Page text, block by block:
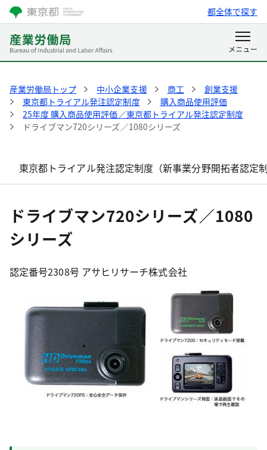
都全体で探す
産業労働局トップ 中小企業支援 商工
創業支援
東京都トライアル発注認定制度
購入商品使用評価
25年度 購入商品使用評価／東京都トライアル発注認定制度
ドライブマン720シリーズ／1080シリーズ
東京都トライアル発注認定制度（新事業分野開拓者認定
ドライブマン720シリーズ／1080
シリーズ
認定番号2308号 アサヒリサーチ株式会社